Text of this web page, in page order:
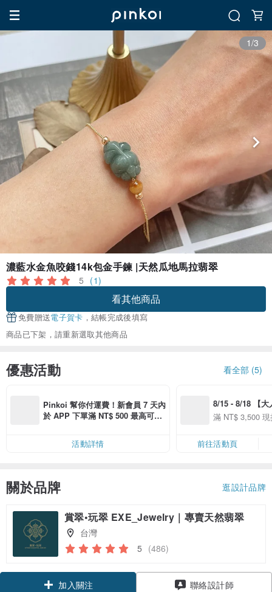
1/3
濃藍水金魚咬錢14k包金手鍊 |天然瓜地馬拉翡翠
5 (1)
看其他商品
免費贈送電子賀卡 ，結帳完成後填寫
商品已下架，請重新選取其他商品
優惠活動 看全部 (5)
Pinkoi 幫你付運費！新會員 7 天內
於 APP 下單滿 NT$ 500 最高可折
活動詳情
8/15 - 8/18 【大
季】滿
50
滿 NT$ 3,500
前往活動頁
關於品牌 逛設計品牌
賞翠•玩翠 EXE_Jewelry｜專賣天然翡翠
台灣
5 (486)
領優惠券
聯絡設計師